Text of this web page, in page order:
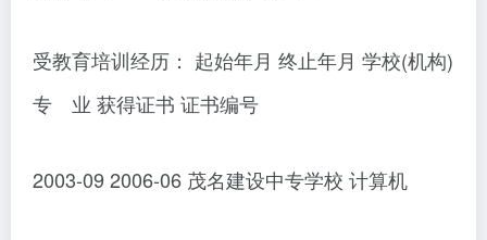
受教育培训经历： 起始年月 终止年月 学校(机构)
专 业 获得证书 证书编号
2003-09 2006-06 茂名建设中专学校 计算机